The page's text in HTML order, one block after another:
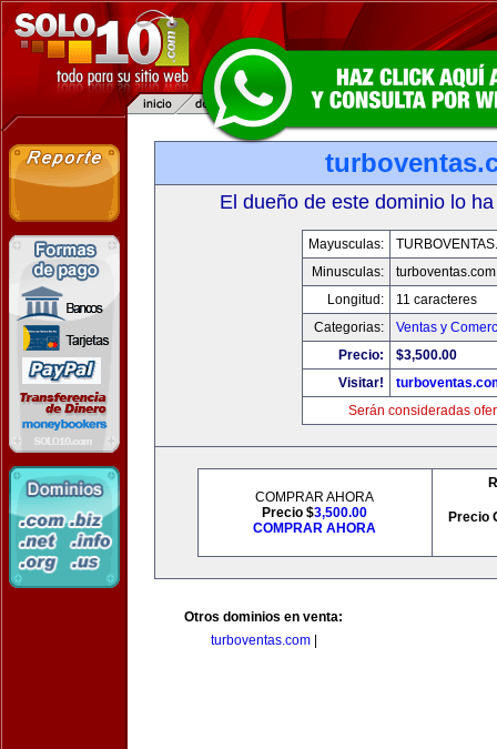
El dueño de este dominio lo
Mayusculas:
Minusculas:
turboventas.com
Longitud:
11 caracteres
Categorias:
Ventas y
Precio:
$3,500.00
Visitar!
Serán consideradas
COMPRAR AHORA
Precio $3,500.00
COMPRAR AHORA
Precio
Otros dominios en venta:
turboventas.com|